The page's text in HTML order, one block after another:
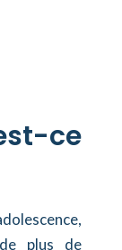
ce
plus de